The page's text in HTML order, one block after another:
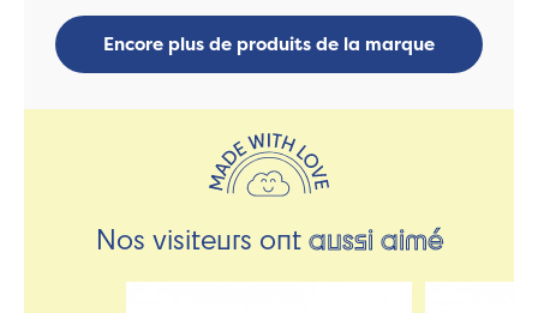
Encore plus de produits de la marque
Nos visiteurs ontaussi aimé